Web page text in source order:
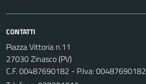
CONTATTI
Piazza Vittoria n.11
27030 Zinasco (PV)
C.F. 00487690182 - P.Iva: 00487690182